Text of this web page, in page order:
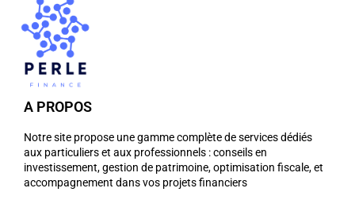
A PROPOS
Notre site propose une gamme complète de services dédiés
aux particuliers et aux professionnels : conseils en
investissement, gestion de patrimoine, optimisation fiscale, et
accompagnement dans vos projets financiers